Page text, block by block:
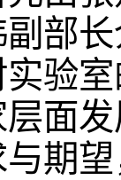
部
验
面
期